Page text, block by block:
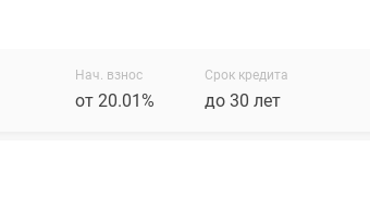
Нач. взнос
от 20.01%
Срок кредита
до 30 лет